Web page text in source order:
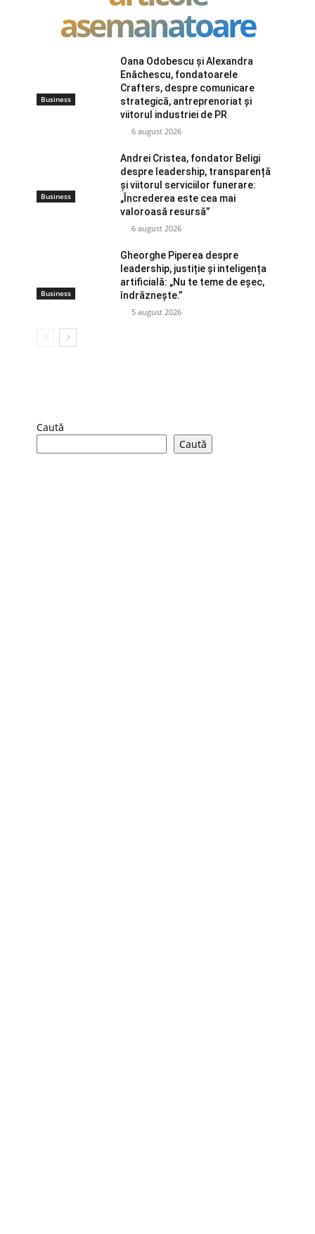
asemanatoare
Business
Oana Odobescu și Alexandra
Enăchescu, fondatoarele
Crafters, despre comunicare
strategică, antreprenoriat și
viitorul industriei de PR
6 august 2026
Business
Andrei Cristea, fondator Beligi
despre leadership, transparență
și viitorul serviciilor funerare:
„Încrederea este cea mai
valoroasă resursă”
6 august 2026
Business
Gheorghe Piperea despre
leadership, justiție și inteligența
artificială: „Nu te teme de eșec,
îndrăznește.”
5 august 2026
Caută
Caută